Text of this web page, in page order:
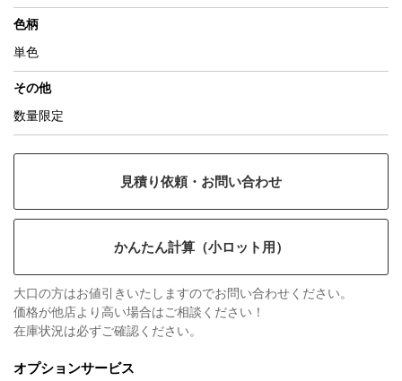
色柄
単色
その他
数量限定
見積り依頼・お問い合わせ
かんたん計算（小ロット用）
大口の方はお値引きいたしますのでお問い合わせください。
価格が他店より高い場合はご相談ください！
在庫状況は必ずご確認ください。
オプションサービス